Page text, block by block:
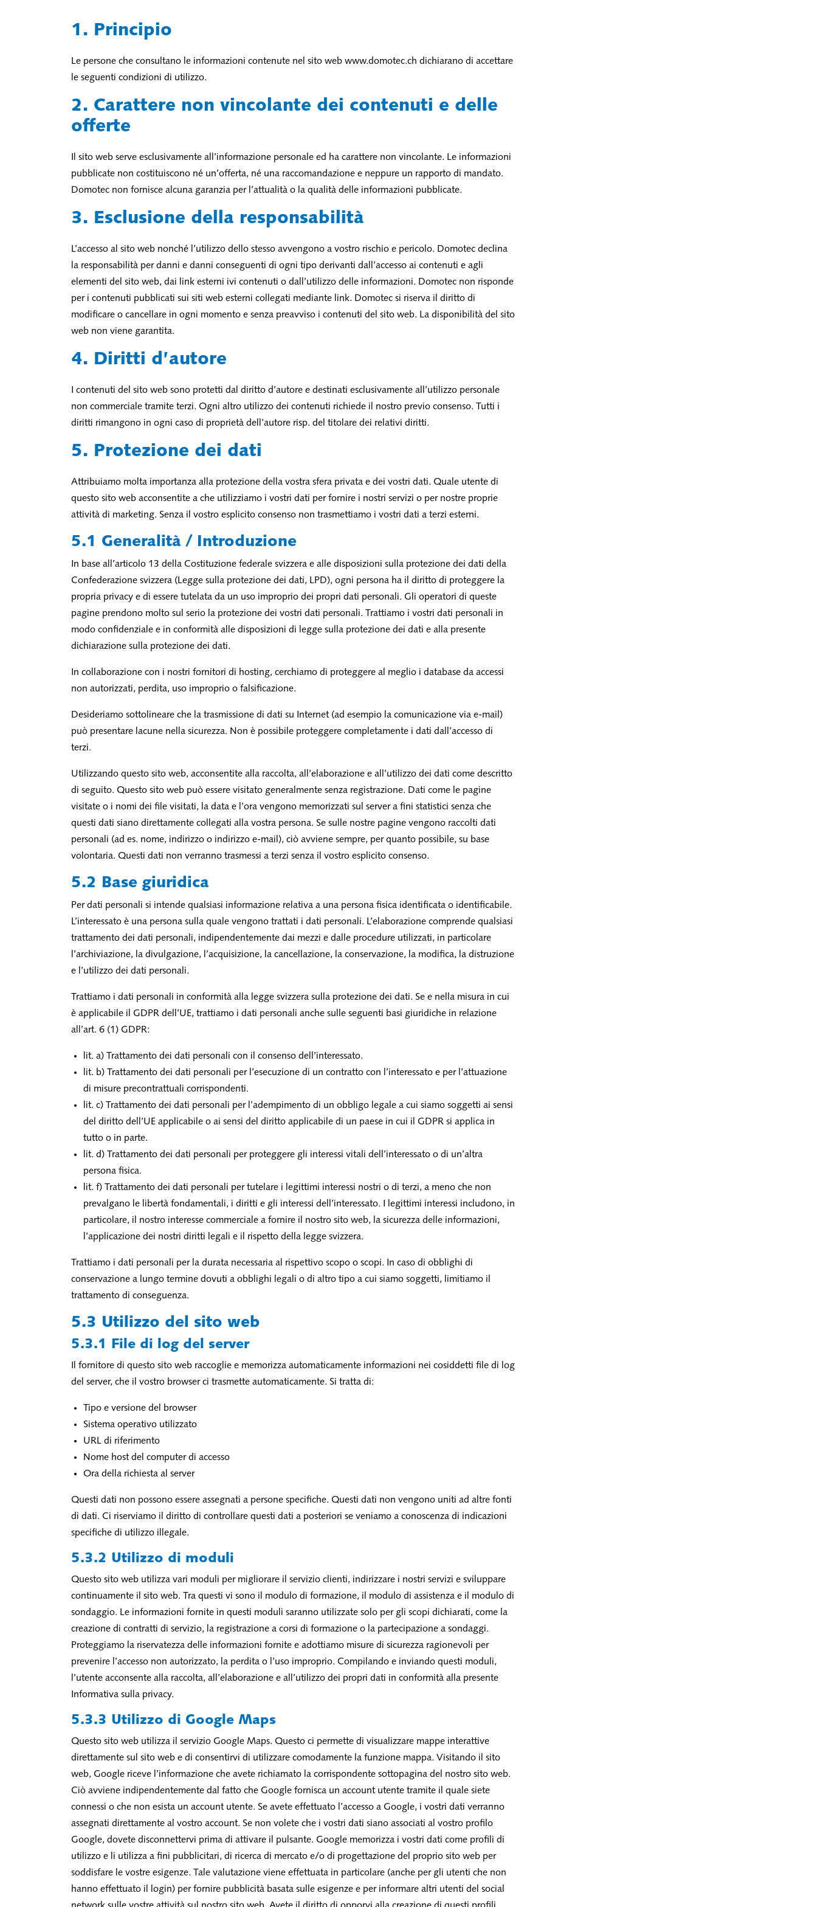
1. Principio
Le persone che consultano le informazioni contenute nel sito web www.domotec.ch dichiarano di accettare
le seguenti condizioni di utilizzo.
2. Carattere non vincolante dei contenuti e delle
offerte
Il sito web serve esclusivamente all’informazione personale ed ha carattere non vincolante. Le informazioni
pubblicate non costituiscono né un’offerta, né una raccomandazione e neppure un rapporto di mandato.
Domotec non fornisce alcuna garanzia per l’attualità o la qualità delle informazioni pubblicate.
3. Esclusione della responsabilità
L’accesso al sito web nonché l’utilizzo dello stesso avvengono a vostro rischio e pericolo. Domotec declina
la responsabilità per danni e danni conseguenti di ogni tipo derivanti dall’accesso ai contenuti e agli
elementi del sito web, dai link esterni ivi contenuti o dall’utilizzo delle informazioni. Domotec non risponde
per i contenuti pubblicati sui siti web esterni collegati mediante link. Domotec si riserva il diritto di
modificare o cancellare in ogni momento e senza preavviso i contenuti del sito web. La disponibilità del sito
web non viene garantita.
4. Diritti d’autore
I contenuti del sito web sono protetti dal diritto d’autore e destinati esclusivamente all’utilizzo personale
non commerciale tramite terzi. Ogni altro utilizzo dei contenuti richiede il nostro previo consenso. Tutti i
diritti rimangono in ogni caso di proprietà dell’autore risp. del titolare dei relativi diritti.
5. Protezione dei dati
Attribuiamo molta importanza alla protezione della vostra sfera privata e dei vostri dati. Quale utente di
questo sito web acconsentite a che utilizziamo i vostri dati per fornire i nostri servizi o per nostre proprie
attività di marketing. Senza il vostro esplicito consenso non trasmettiamo i vostri dati a terzi esterni.
5.1 Generalità / Introduzione
In base all’articolo 13 della Costituzione federale svizzera e alle disposizioni sulla protezione dei dati della
Confederazione svizzera (Legge sulla protezione dei dati, LPD), ogni persona ha il diritto di proteggere la
propria privacy e di essere tutelata da un uso improprio dei propri dati personali. Gli operatori di queste
pagine prendono molto sul serio la protezione dei vostri dati personali. Trattiamo i vostri dati personali in
modo confidenziale e in conformità alle disposizioni di legge sulla protezione dei dati e alla presente
dichiarazione sulla protezione dei dati.
In collaborazione con i nostri fornitori di hosting, cerchiamo di proteggere al meglio i database da accessi
non autorizzati, perdita, uso improprio o falsificazione.
Desideriamo sottolineare che la trasmissione di dati su Internet (ad esempio la comunicazione via e-mail)
può presentare lacune nella sicurezza. Non è possibile proteggere completamente i dati dall’accesso di
terzi.
Utilizzando questo sito web, acconsentite alla raccolta, all’elaborazione e all’utilizzo dei dati come descritto
di seguito. Questo sito web può essere visitato generalmente senza registrazione. Dati come le pagine
visitate o i nomi dei file visitati, la data e l’ora vengono memorizzati sul server a fini statistici senza che
questi dati siano direttamente collegati alla vostra persona. Se sulle nostre pagine vengono raccolti dati
personali (ad es. nome, indirizzo o indirizzo e-mail), ciò avviene sempre, per quanto possibile, su base
volontaria. Questi dati non verranno trasmessi a terzi senza il vostro esplicito consenso.
5.2 Base giuridica
Per dati personali si intende qualsiasi informazione relativa a una persona fisica identificata o identificabile.
L’interessato è una persona sulla quale vengono trattati i dati personali. L’elaborazione comprende qualsiasi
trattamento dei dati personali, indipendentemente dai mezzi e dalle procedure utilizzati, in particolare
l’archiviazione, la divulgazione, l’acquisizione, la cancellazione, la conservazione, la modifica, la distruzione
e l’utilizzo dei dati personali.
Trattiamo i dati personali in conformità alla legge svizzera sulla protezione dei dati. Se e nella misura in cui
è applicabile il GDPR dell’UE, trattiamo i dati personali anche sulle seguenti basi giuridiche in relazione
all’art. 6 (1) GDPR:
lit. a) Trattamento dei dati personali con il consenso dell’interessato.
lit. b) Trattamento dei dati personali per l’esecuzione di un contratto con l’interessato e per l’attuazione
di misure precontrattuali corrispondenti.
lit. c) Trattamento dei dati personali per l’adempimento di un obbligo legale a cui siamo soggetti ai sensi
del diritto dell’UE applicabile o ai sensi del diritto applicabile di un paese in cui il GDPR si applica in
tutto o in parte.
lit. d) Trattamento dei dati personali per proteggere gli interessi vitali dell’interessato o di un’altra
persona fisica.
lit. f) Trattamento dei dati personali per tutelare i legittimi interessi nostri o di terzi, a meno che non
prevalgano le libertà fondamentali, i diritti e gli interessi dell’interessato. I legittimi interessi includono, in
particolare, il nostro interesse commerciale a fornire il nostro sito web, la sicurezza delle informazioni,
l’applicazione dei nostri diritti legali e il rispetto della legge svizzera.
Trattiamo i dati personali per la durata necessaria al rispettivo scopo o scopi. In caso di obblighi di
conservazione a lungo termine dovuti a obblighi legali o di altro tipo a cui siamo soggetti, limitiamo il
trattamento di conseguenza.
5.3 Utilizzo del sito web
5.3.1 File di log del server
Il fornitore di questo sito web raccoglie e memorizza automaticamente informazioni nei cosiddetti file di log
del server, che il vostro browser ci trasmette automaticamente. Si tratta di:
Tipo e versione del browser
Sistema operativo utilizzato
URL di riferimento
Nome host del computer di accesso
Ora della richiesta al server
Questi dati non possono essere assegnati a persone specifiche. Questi dati non vengono uniti ad altre fonti
di dati. Ci riserviamo il diritto di controllare questi dati a posteriori se veniamo a conoscenza di indicazioni
specifiche di utilizzo illegale.
5.3.2 Utilizzo di moduli
Questo sito web utilizza vari moduli per migliorare il servizio clienti, indirizzare i nostri servizi e sviluppare
continuamente il sito web. Tra questi vi sono il modulo di formazione, il modulo di assistenza e il modulo di
sondaggio. Le informazioni fornite in questi moduli saranno utilizzate solo per gli scopi dichiarati, come la
creazione di contratti di servizio, la registrazione a corsi di formazione o la partecipazione a sondaggi.
Proteggiamo la riservatezza delle informazioni fornite e adottiamo misure di sicurezza ragionevoli per
prevenire l’accesso non autorizzato, la perdita o l’uso improprio. Compilando e inviando questi moduli,
l’utente acconsente alla raccolta, all’elaborazione e all’utilizzo dei propri dati in conformità alla presente
Informativa sulla privacy.
5.3.3 Utilizzo di Google Maps
Questo sito web utilizza il servizio Google Maps. Questo ci permette di visualizzare mappe interattive
direttamente sul sito web e di consentirvi di utilizzare comodamente la funzione mappa. Visitando il sito
web, Google riceve l’informazione che avete richiamato la corrispondente sottopagina del nostro sito web.
Ciò avviene indipendentemente dal fatto che Google fornisca un account utente tramite il quale siete
connessi o che non esista un account utente. Se avete effettuato l’accesso a Google, i vostri dati verranno
assegnati direttamente al vostro account. Se non volete che i vostri dati siano associati al vostro profilo
Google, dovete disconnettervi prima di attivare il pulsante. Google memorizza i vostri dati come profili di
utilizzo e li utilizza a fini pubblicitari, di ricerca di mercato e/o di progettazione del proprio sito web per
soddisfare le vostre esigenze. Tale valutazione viene effettuata in particolare (anche per gli utenti che non
hanno effettuato il login) per fornire pubblicità basata sulle esigenze e per informare altri utenti del social